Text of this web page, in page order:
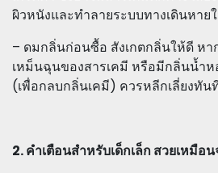
ผิวหนังและทำลายระบบทางเดินหาย
– ดมกลิ่นก่อนซื้อ สังเกตกลิ่นให้ดี ห
เหม็นฉุนของสารเคมี หรือมีกลิ่นน้ำ
(เพื่อกลบกลิ่นเคมี) ควรหลีกเลี่ยงทัน
2. คำเตือนสำหรับเด็กเล็ก สวยเหมือ